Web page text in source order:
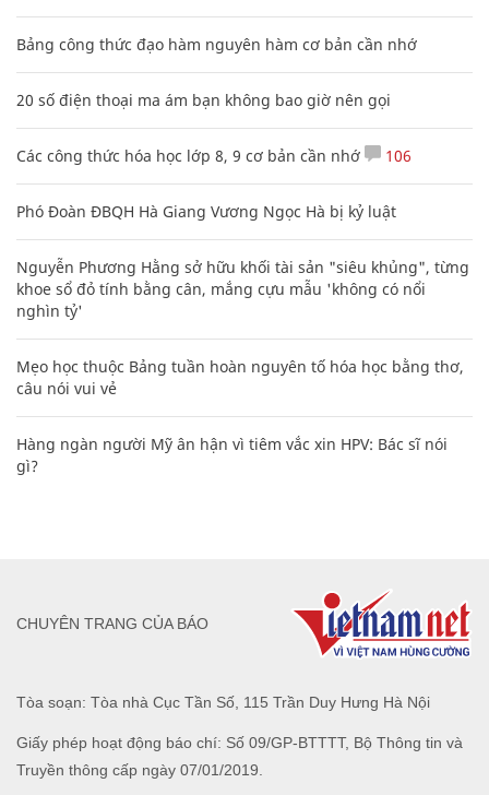
Bảng công thức đạo hàm nguyên hàm cơ bản cần nhớ
20 số điện thoại ma ám bạn không bao giờ nên gọi
Các công thức hóa học lớp 8, 9 cơ bản cần nhớ 106
Phó Đoàn ĐBQH Hà Giang Vương Ngọc Hà bị kỷ luật
Nguyễn Phương Hằng sở hữu khối tài sản "siêu khủng", từng
khoe sổ đỏ tính bằng cân, mắng cựu mẫu 'không có nổi
nghìn tỷ'
Mẹo học thuộc Bảng tuần hoàn nguyên tố hóa học bằng thơ,
câu nói vui vẻ
Hàng ngàn người Mỹ ân hận vì tiêm vắc xin HPV: Bác sĩ nói
gì?
Tòa soạn: Tòa nhà Cục Tần Số, 115 Trần Duy Hưng Hà Nội
Giấy phép hoạt động báo chí: Số 09/GP-BTTTT, Bộ Thông tin và
Truyền thông cấp ngày 07/01/2019.
CHUYÊN TRANG CỦA BÁO